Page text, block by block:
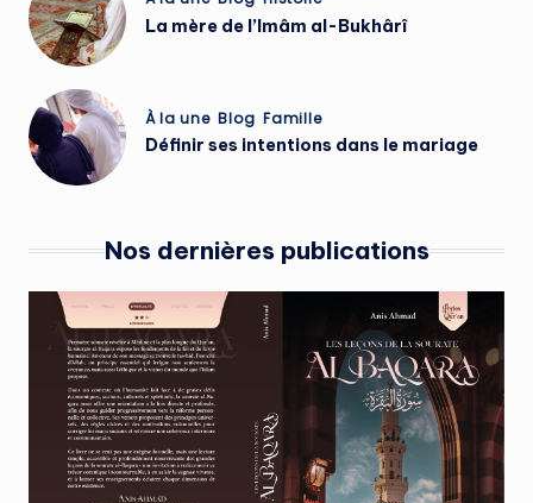
inLa mère de l’Imâm al-Bukhârî
Posted
in
À la une Blog Famille
Définir ses intentions dans le mariage
Nos dernières publications